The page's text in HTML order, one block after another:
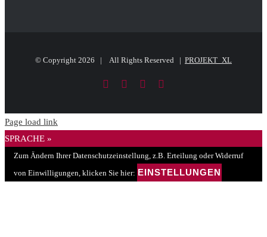
© Copyright 2026 | All Rights Reserved | PROJEKT_XL
FacebookLinkedIn
PayPal
Page load link
SPRACHE »
Zum Ändern Ihrer Datenschutzeinstellung, z.B. Erteilung oder Widerruf
von Einwilligungen, klicken Sie hier: EINSTELLUNGEN